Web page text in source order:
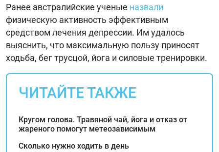
Ранее австралийские ученые назвали
физическую активность эффективным
средством лечения депрессии. Им удалось
выяснить, что максимальную пользу приносят
ходьба, бег трусцой, йога и силовые тренировки.
ЧИТАЙТЕ ТАКЖЕ
Кругом голова. Травяной чай, йога и отказ от
жареного помогут метеозависимым
Сколько нужно ходить в день